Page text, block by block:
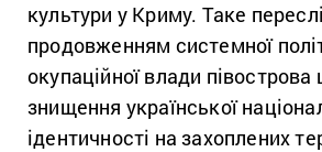
культури у Криму. Таке
продовженням системної
окупаційної влади
знищення української
ідентичності на захоплених